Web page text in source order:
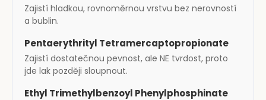
Zajistí hladkou, rovnoměrnou vrstvu bez nerovností
a bublin.
Pentaerythrityl Tetramercaptopropionate
Zajistí dostatečnou pevnost, ale NE tvrdost, proto
jde lak později sloupnout.
Ethyl Trimethylbenzoyl Phenylphosphinate